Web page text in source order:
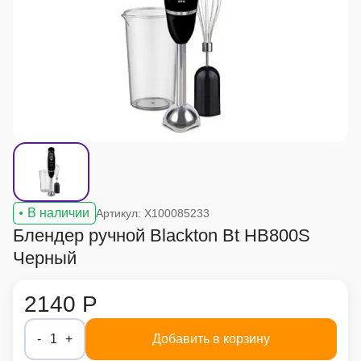
В наличии Артикул: X100085233
Блендер ручной Blackton Bt HB800S
Черный
2140 Р
- 1 + Добавить в корзину